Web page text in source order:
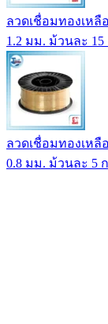
ลวดเชื่อมทองเหลื
1.2 มม. ม้วนละ 15
ลวดเชื่อมทองเหลื
0.8 มม. ม้วนละ 5